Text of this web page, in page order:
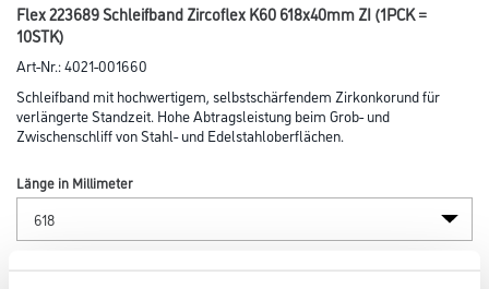
Flex 223689 Schleifband Zircoflex K60 618x40mm ZI (1PCK =
10STK)
Art-Nr.:4021-001660
Schleifband mit hochwertigem, selbstschärfendem Zirkonkorund für
verlängerte Standzeit. Hohe Abtragsleistung beim Grob- und
Zwischenschliff von Stahl- und Edelstahloberflächen.
Länge in Millimeter
Breite in millimeter